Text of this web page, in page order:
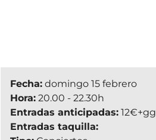
Fecha:domingo 15 febrero
Hora:20.00 - 22.30h
Entradas anticipadas:12€+gg
Entradas taquilla: